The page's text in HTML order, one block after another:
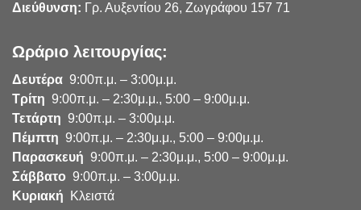
Διεύθυνση: Γρ. Αυξεντίου 26, Ζωγράφου 157 71
Ωράριο λειτουργίας:
Δευτέρα 9:00π.μ. – 3:00μ.μ.
Τρίτη 9:00π.μ. – 2:30μ.μ., 5:00 – 9:00μ.μ.
Τετάρτη 9:00π.μ. – 3:00μ.μ.
Πέμπτη 9:00π.μ. – 2:30μ.μ., 5:00 – 9:00μ.μ.
Παρασκευή 9:00π.μ. – 2:30μ.μ., 5:00 – 9:00μ.μ.
Σάββατο 9:00π.μ. – 3:00μ.μ.
Κυριακή Κλειστά